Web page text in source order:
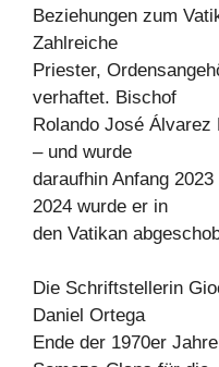
Beziehungen zum
Zahlreiche
Priester,
verhaftet. Bischof
Rolando José
– und wurde
daraufhin Anfang
2024 wurde er in
den Vatikan
Die Schriftstellerin
Daniel Ortega
Ende der 1970er